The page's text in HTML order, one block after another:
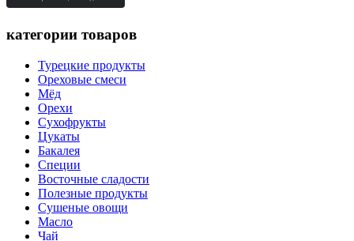
категории товаров
Турецкие продукты
Ореховые смеси
Мёд
Орехи
Сухофрукты
Цукаты
Бакалея
Специи
Восточные сладости
Полезные продукты
Сушеные овощи
Масло
Чай